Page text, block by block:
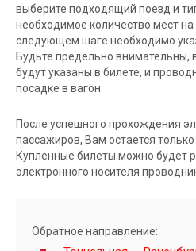
выберите подходящий поезд и
необходимое количество мест на
следующем шаге необходимо
Будьте предельно
будут указаны в билете, и
посадке в вагон.
После успешного прохождения
пассажиров, Вам остается
Купленные билеты можно будет
электронного носителя
Обратное направление: